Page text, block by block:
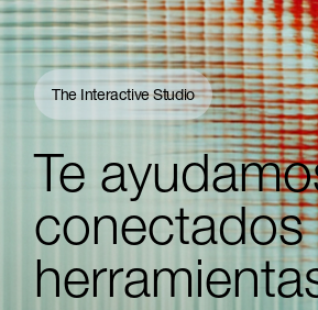
The Interactive Studio
Te